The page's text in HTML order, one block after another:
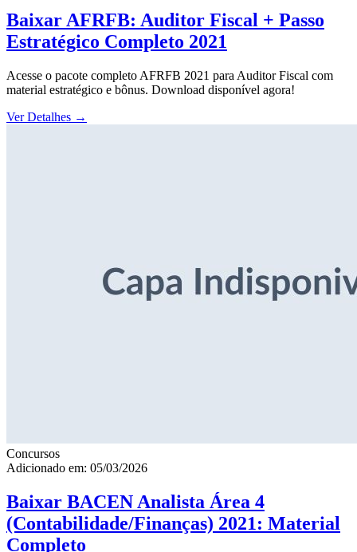
Baixar AFRFB: Auditor Fiscal + Passo
Estratégico Completo 2021
Acesse o pacote completo AFRFB 2021 para Auditor Fiscal com
material estratégico e bônus. Download disponível agora!
Ver Detalhes →
Concursos
Adicionado em: 05/03/2026
Baixar BACEN Analista Área 4
(Contabilidade/Finanças) 2021: Material
Completo